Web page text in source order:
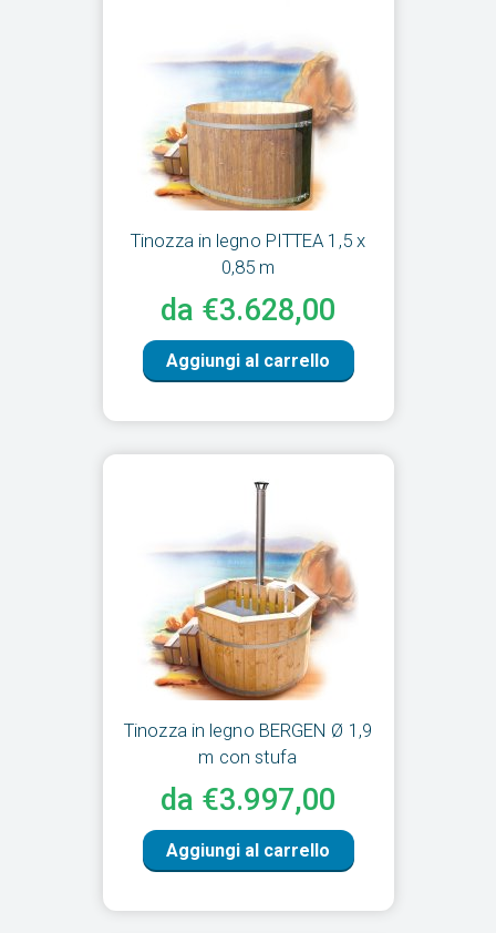
Tinozza in legno PITTEA 1,5 x
0,85 m
da €3.628,00
Aggiungi al carrello
Tinozza in legno BERGEN Ø 1,9
m con stufa
da €3.997,00
Aggiungi al carrello